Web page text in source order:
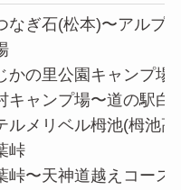
なぎ石(松本)〜アル
かの里公園キャンプ
キャンプ場〜道の駅
ルメリベル栂池(栂池
峠
峠〜天神道越えコー